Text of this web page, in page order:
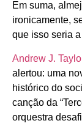
Em suma,
ironicamente,
que isso seria
Andrew J.
alertou: uma
histórico do
canção da
orquestra